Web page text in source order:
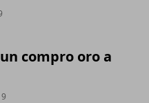
compro oro a